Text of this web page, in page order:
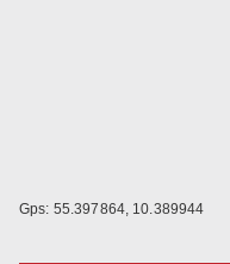
Gps: 55.397864, 10.389944